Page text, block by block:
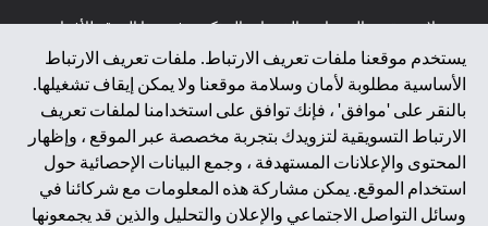
يستخدم موقعنا ملفات تعريف الارتباط. ملفات تعريف الارتباط
الأساسية مطلوبة لأمان وسلامة موقعنا ولا يمكن إيقاف تشغيلها.
بالنقر على 'موافق' ، فإنك توافق على استخدامنا لملفات تعريف
الارتباط التسويقية لتزويدك بتجربة مخصصة عبر الموقع ، وإظهار
المحتوى والإعلانات المستهدفة ، وجمع البيانات الإحصائية حول
استخدام الموقع. يمكن مشاركة هذه المعلومات مع شركائنا في
وسائل التواصل الاجتماعي والإعلان والتحليل والذين قد يجمعونها
لا يتم تقديم المنتجات والخدمات المذكورة في هذا الموقع للأفراد
المقيمين في الاتحاد الأوروبي أو المنطقة الاقتصادية الأوروبية أو
سويسرا أو غيرنسي أو جيرسي أو موناكو أو سان مارينو أو
الفاتيكان أو جزيرة مان أو المملكة المتحدة أو خصوصية البيانات
(لائحة حماية البيانات العامة \ قانون حماية البيانات الشخصية
العامة \ قانون خصوصية نيوزيلندا). المحتوى الموجود في هذه
الصفحة ليس ولا ينبغي تفسيره على أنه عرض أو دعوة أو دعوة
لشراء أو بيع أي من المنتجات والخدمات المذكورة هنا لمثل هؤلاء
الأفراد.